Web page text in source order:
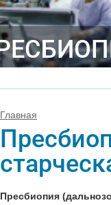
Главная
Пресбиопия